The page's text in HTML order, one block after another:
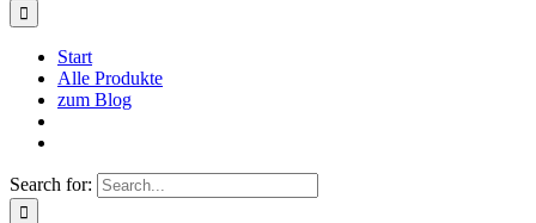
Start
Alle Produkte
zum Blog
Search for: